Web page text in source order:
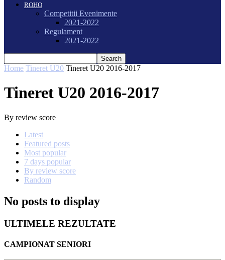
ROHO
Competitii Evenimente
2021-2022
Regulament
2021-2022
Home Tineret U20 Tineret U20 2016-2017
Tineret U20 2016-2017
By review score
Latest
Featured posts
Most popular
7 days popular
By review score
Random
No posts to display
ULTIMELE REZULTATE
CAMPIONAT SENIORI